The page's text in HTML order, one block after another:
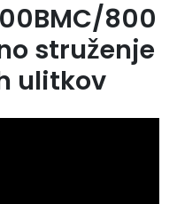
800
struženje
ulitkov